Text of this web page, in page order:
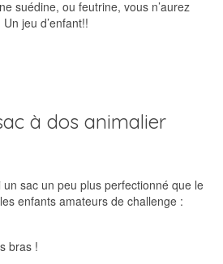
suédine, ou feutrine, vous n’aurez
jeu d’enfant!!
à dos animalier
sac un peu plus perfectionné que le
enfants amateurs de challenge :
bras !